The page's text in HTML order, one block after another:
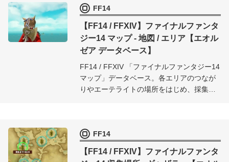
FF14
【FF14 / FFXIV】ファイナルファンタ
ジー14 マップ - 地図 / エリア【エオル
ゼア データベース】
FF14 / FFXIV 「ファイナルファンタジー14
マップ」データベース。各エリアのつなが
りやエーテライトの場所をはじめ、採集ス
FF14
【FF14 / FFXIV】ファイナルファンタ